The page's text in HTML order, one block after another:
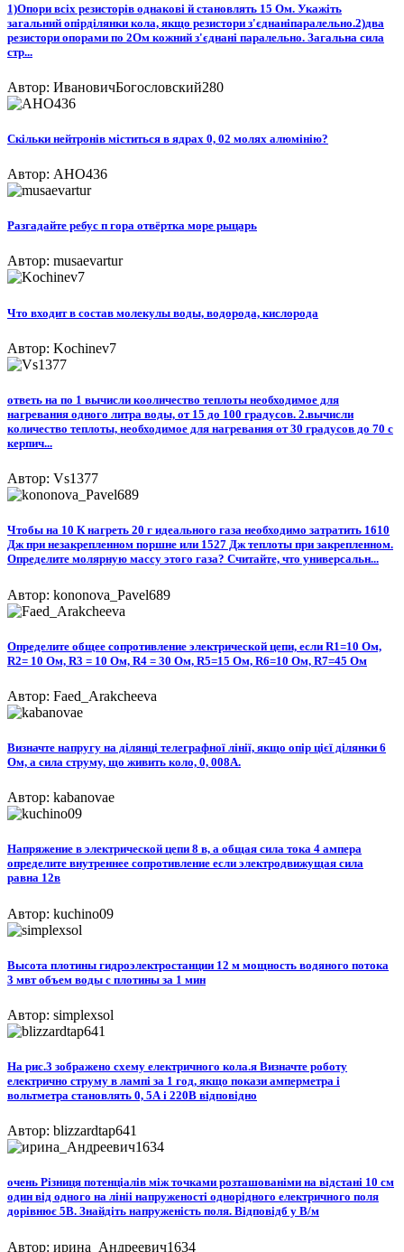
1)Опори всіх резисторів однакові й становлять 15 Ом. Укажіть
загальний опірділянки кола, якщо резистори з'єднаніпаралельно.2)два
резистори опорами по 2Ом кожний з'єднані паралельно. Загальна сила
стр...
Автор: ИвановичБогословский280
Скільки нейтронів міститься в ядрах 0, 02 молях алюмінію?
Автор: AHO436
Разгадайте ребус п гора отвёртка море рыцарь
Автор: musaevartur
Что входит в состав молекулы воды, водорода, кислорода
Автор: Kochinev7
ответь на по 1 вычисли кооличество теплоты необходимое для
нагревания одного литра воды, от 15 до 100 градусов. 2.вычисли
количество теплоты, необходимое для нагревания от 30 градусов до 70 с
керпич...
Автор: Vs1377
Чтобы на 10 К нагреть 20 г идеального газа необходимо затратить 1610
Дж при незакрепленном поршне или 1527 Дж теплоты при закрепленном.
Определите молярную массу этого газа? Считайте, что универсальн...
Автор: kononova_Pavel689
Определите общее сопротивление электрической цепи, если R1=10 Ом,
R2= 10 Ом, R3 = 10 Ом, R4 = 30 Ом, R5=15 Ом, R6=10 Ом, R7=45 Ом​
Автор: Faed_Arakcheeva
Визначте напругу на ділянці телеграфної лінії, якщо опір цієї ділянки 6
Ом, а сила струму, що живить коло, 0, 008А.
Автор: kabanovae
Напряжение в электрической цепи 8 в, а общая сила тока 4 ампера
определите внутреннее сопротивление если электродвижущая сила
равна 12в
Автор: kuchino09
Высота плотины гидроэлектростанции 12 м мощность водяного потока
3 мвт объем воды с плотины за 1 мин
Автор: simplexsol
На рис.3 зображено схему електричного кола.я Визначте роботу
електрично струму в лампі за 1 год, якщо покази амперметра і
вольтметра становлять 0, 5А і 220В відповідно​
Автор: blizzardtap641
очень Різниця потенціалів між точками розташованіми на відстані 10 см
один від одного на лініі напруженості однорідного електричного поля
дорівнює 5В. Знайдіть напруженість поля. Відповідб у В/м
Автор: ирина_Андреевич1634